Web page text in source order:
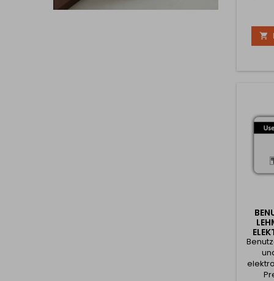
Tür
der
die
